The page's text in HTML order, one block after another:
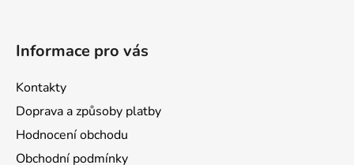
Informace pro vás
Kontakty
Doprava a způsoby platby
Hodnocení obchodu
Obchodní podmínky